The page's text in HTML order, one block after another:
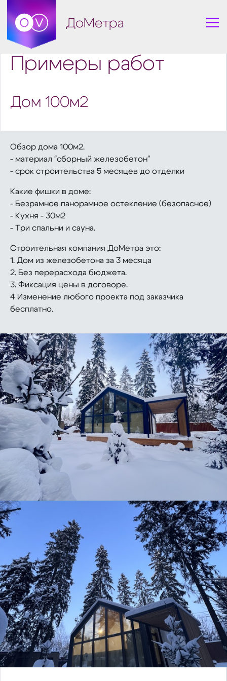
ДоМетра
Примеры работ
Дом 100м2
Обзор дома 100м2.
- материал "сборный железобетон"
- срок строительства 5 месяцев до отделки
Какие фишки в доме:
- Безрамное панорамное остекление (безопасное)
- Кухня - 30м2
- Три спальни и сауна.
Строительная компания ДоМетра это:
1. Дом из железобетона за 3 месяца
2. Без перерасхода бюджета.
3. Фиксация цены в договоре.
4 Изменение любого проекта под заказчика
бесплатно.